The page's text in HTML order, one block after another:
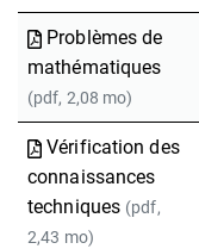
Problèmes de
mathématiques
(pdf, 2,08 mo)
Vérification des
connaissances
techniques (pdf,
2,43 mo)